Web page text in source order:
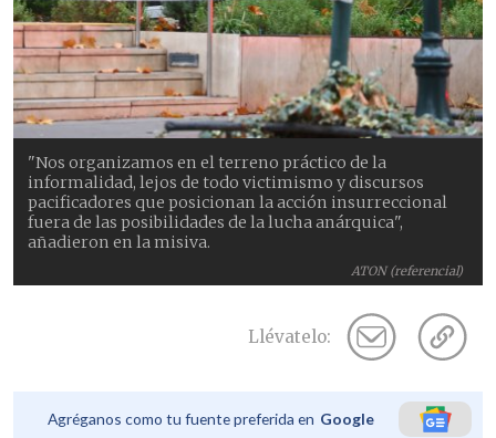
ATON (referencial)
"Nos organizamos en el terreno práctico de la
informalidad, lejos de todo victimismo y discursos
pacificadores que posicionan la acción insurreccional
fuera de las posibilidades de la lucha anárquica",
añadieron en la misiva.
Llévatelo:
Agréganos como tu fuente preferida en Google